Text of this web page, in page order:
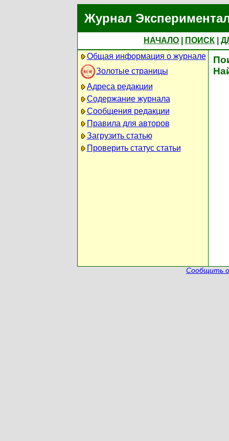
Журнал
НАЧАЛО ПОИСК
Общая информация о журнале
Золотые страницы
Адреса редакции
Содержание журнала
Сообщения редакции
Правила для авторов
Загрузить статью
Проверить статус статьи
Сообщить о